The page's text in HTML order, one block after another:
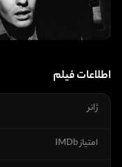
اطلاعات فیلم
ژانر
امتیاز IMDb